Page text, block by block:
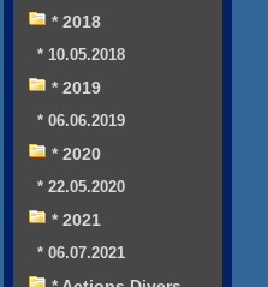
* 2018
* 10.05.2018
* 2019
* 06.06.2019
* 2020
* 22.05.2020
* 2021
* 06.07.2021